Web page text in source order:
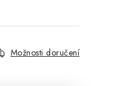
Možnosti doručení